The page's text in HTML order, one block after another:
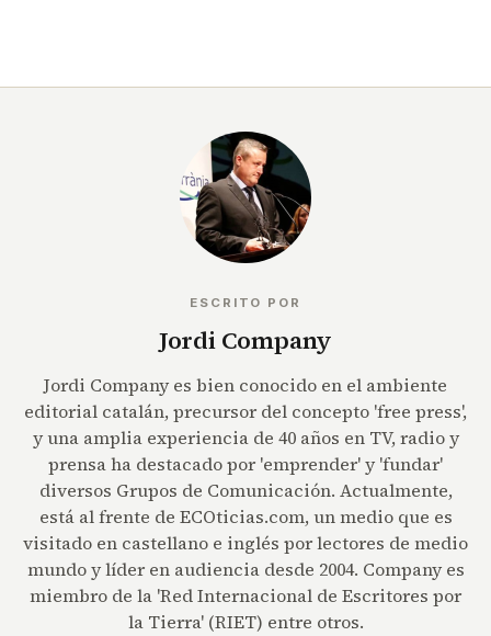
ESCRITO POR
Jordi Company
Jordi Company es bien conocido en el ambiente
editorial catalán, precursor del concepto 'free press',
y una amplia experiencia de 40 años en TV, radio y
prensa ha destacado por 'emprender' y 'fundar'
diversos Grupos de Comunicación. Actualmente,
está al frente de ECOticias.com, un medio que es
visitado en castellano e inglés por lectores de medio
mundo y líder en audiencia desde 2004. Company es
miembro de la 'Red Internacional de Escritores por
la Tierra' (RIET) entre otros.